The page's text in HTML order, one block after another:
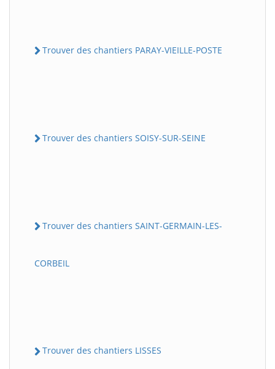
Trouver des chantiers PARAY-VIEILLE-POSTE
Trouver des chantiers SOISY-SUR-SEINE
Trouver des chantiers SAINT-GERMAIN-LES-
CORBEIL
Trouver des chantiers LISSES